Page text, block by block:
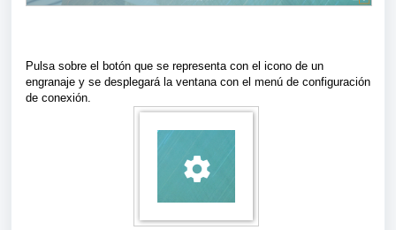
Pulsa sobre el botón que se representa con el icono de un
engranaje y se desplegará la ventana con el menú de configuración
de conexión.